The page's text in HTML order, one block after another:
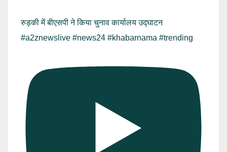
रुड़की में बीएसपी ने किया चुनाव कार्यालय उद्घाटन
#a2znewslive #news24 #khabarnama #trending